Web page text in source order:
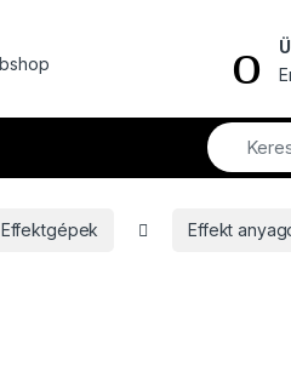
Effektgépek Effekt